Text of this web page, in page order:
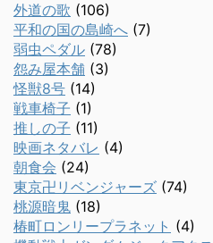
外道の歌 (106)
平和の国の島崎へ (7)
弱虫ペダル (78)
怨み屋本舗 (3)
怪獣8号 (14)
戦車椅子 (1)
推しの子 (11)
映画ネタバレ (4)
朝食会 (24)
東京卍リベンジャーズ (74)
桃源暗鬼 (18)
椿町ロンリープラネット (4)